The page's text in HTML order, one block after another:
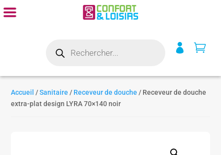
produits
 
Accueil /Sanitaire / Receveur de douche / Receveur de douche
extra-plat design LYRA 70×140 noir